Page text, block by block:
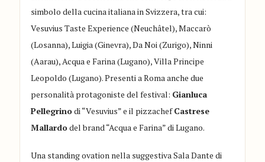
simbolo della cucina italiana in Svizzera, tra cui:
Vesuvius Taste Experience (Neuchâtel), Maccarò
(Losanna), Luigia (Ginevra), Da Noi (Zurigo), Ninni
(Aarau), Acqua e Farina (Lugano), Villa Principe
Leopoldo (Lugano). Presenti a Roma anche due
personalità protagoniste del festival: Gianluca
Pellegrinodi “Vesuvius” e il pizzachefCastrese
Mallardodel brand “Acqua e Farina” di Lugano.
Una standing ovation nella suggestiva Sala Dante di